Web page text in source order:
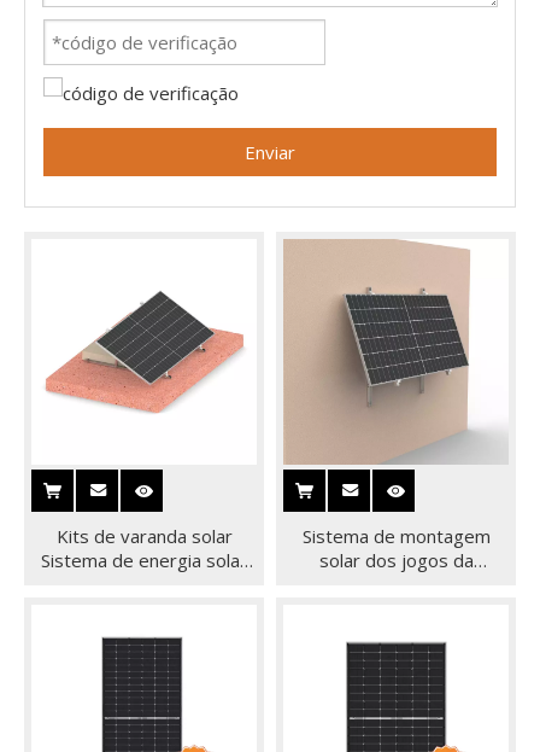
Enviar
Kits de varanda solar
Sistema de energia solar
Sistema de montagem
solar dos jogos da